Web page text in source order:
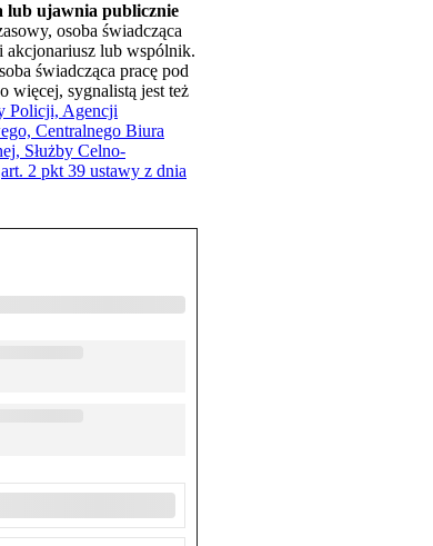
lub ujawnia publicznie
osoba świadcząca
akcjonariusz lub wspólnik.
świadcząca pracę pod
więcej, sygnalistą jest też
Policji, Agencji
Centralnego Biura
Służby Celno-
art. 2 pkt 39 ustawy z dnia